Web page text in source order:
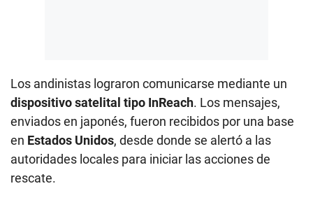
Los andinistas lograron comunicarse mediante un
dispositivo satelital tipo InReach. Los mensajes,
enviados en japonés, fueron recibidos por una base
en Estados Unidos, desde donde se alertó a las
autoridades locales para iniciar las acciones de
rescate.